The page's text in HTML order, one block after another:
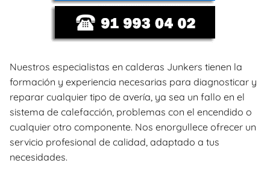
Nuestros especialistas en calderas Junkers tienen la
formación y experiencia necesarias para diagnosticar y
reparar cualquier tipo de avería, ya sea un fallo en el
sistema de calefacción, problemas con el encendido o
cualquier otro componente. Nos enorgullece ofrecer un
servicio profesional de calidad, adaptado a tus
necesidades.